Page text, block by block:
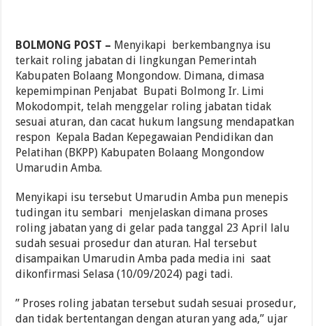
BOLMONG POST – Menyikapi berkembangnya isu
terkait roling jabatan di lingkungan Pemerintah
Kabupaten Bolaang Mongondow. Dimana, dimasa
kepemimpinan Penjabat Bupati Bolmong Ir. Limi
Mokodompit, telah menggelar roling jabatan tidak
sesuai aturan, dan cacat hukum langsung mendapatkan
respon Kepala Badan Kepegawaian Pendidikan dan
Pelatihan (BKPP) Kabupaten Bolaang Mongondow
Umarudin Amba.
Menyikapi isu tersebut Umarudin Amba pun menepis
tudingan itu sembari menjelaskan dimana proses
roling jabatan yang di gelar pada tanggal 23 April lalu
sudah sesuai prosedur dan aturan. Hal tersebut
disampaikan Umarudin Amba pada media ini saat
dikonfirmasi Selasa (10/09/2024) pagi tadi.
” Proses roling jabatan tersebut sudah sesuai prosedur,
dan tidak bertentangan dengan aturan yang ada,” ujar